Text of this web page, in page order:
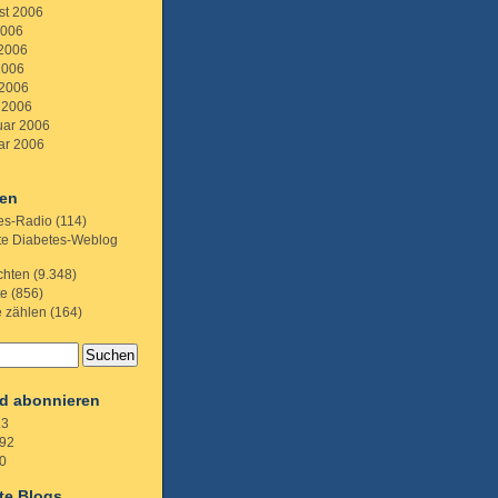
2006
2006
2006
Radio (114)
Diabetes-Weblog
(9.348)
(856)
zählen (164)
abonnieren